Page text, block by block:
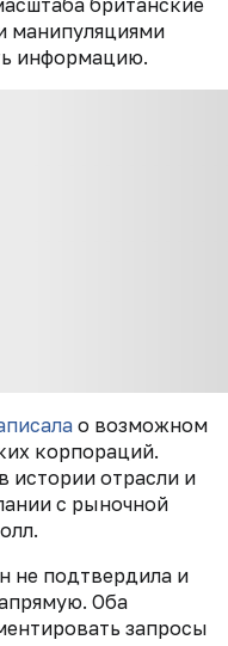
манипуляциями
информацию.
о возможном
корпораций.
истории отрасли и
с рыночной
не подтвердила и
Оба
запросы